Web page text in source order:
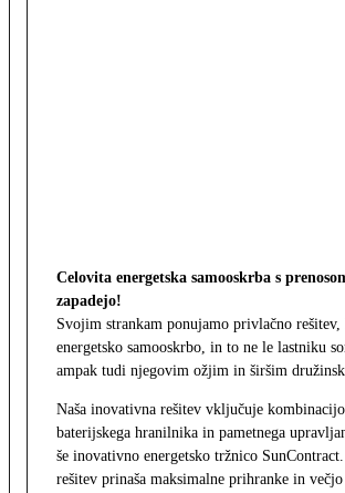
Celovita energetska samooskrba s
zapadejo!
Svojim strankam ponujamo privlačno
energetsko samooskrbo, in to ne le lastniku
ampak tudi njegovim ožjim in širšim
Naša inovativna rešitev vključuje kombinacijo
baterijskega hranilnika in pametnega
še inovativno energetsko tržnico SunContract.
rešitev prinaša maksimalne prihranke in večjo